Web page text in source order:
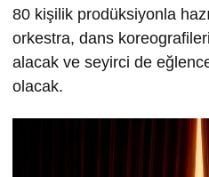
80 kişilik prodüksiyonla
orkestra, dans
alacak ve seyirci de
olacak.